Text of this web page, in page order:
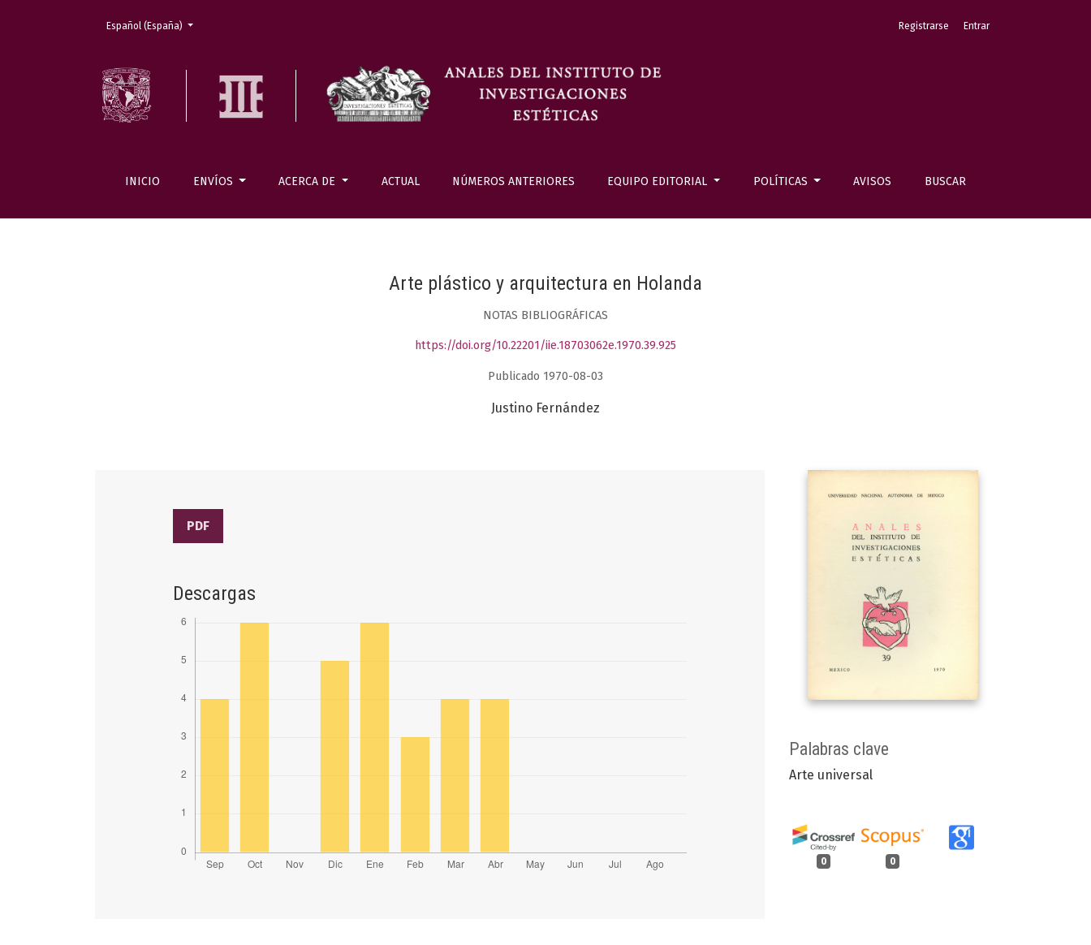
INICIO ENVÍOS ACERCA DE ACTUAL NÚMEROS ANTERIORES EQUIPO EDITORIAL POLÍTICAS AVISOS BUSCAR
Registrarse Entrar
Cambiar el idioma. El actual es:
Español (España)
Arte plástico y arquitectura en Holanda
NOTAS BIBLIOGRÁFICAS
https://doi.org/10.22201/iie.18703062e.1970.39.925
Publicado 1970-08-03
Justino Fernández
Palabras clave
Arte universal
0 0
PDF
Descargas